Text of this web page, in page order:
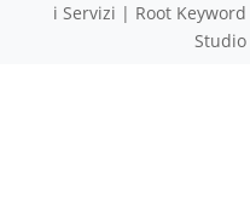
i Servizi | Root Keyword
Studio